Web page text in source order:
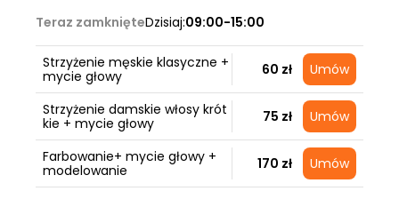
Teraz zamknięteDzisiaj:09:00-15:00
Strzyżenie męskie klasyczne +
mycie głowy
60 zł Umów
Strzyżenie damskie włosy krót
kie + mycie głowy
75 zł Umów
Farbowanie+ mycie głowy +
modelowanie
170 zł Umów